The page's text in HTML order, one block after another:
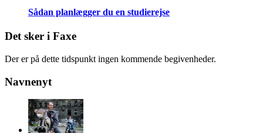
Sådan planlægger du en studierejse
Det sker i Faxe
Der er på dette tidspunkt ingen kommende begivenheder.
Navnenyt